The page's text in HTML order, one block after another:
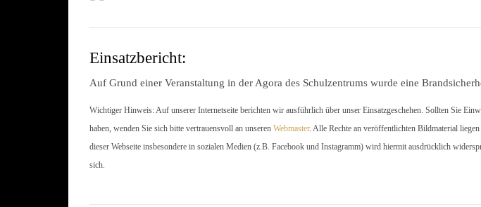
Einsatzbericht:
Auf Grund einer Veranstaltung in der Agora des Schulzentrums wurde eine
Wichtiger Hinweis: Auf unserer Internetseite berichten wir ausführlich über unser Einsatzgeschehen. Sollten Sie
haben, wenden Sie sich bitte vertrauensvoll an unseren Webmaster. Alle Rechte an veröffentlichten Bildmaterial
dieser Webseite insbesondere in sozialen Medien (z.B. Facebook und Instagramm) wird hiermit ausdrücklich
sich.